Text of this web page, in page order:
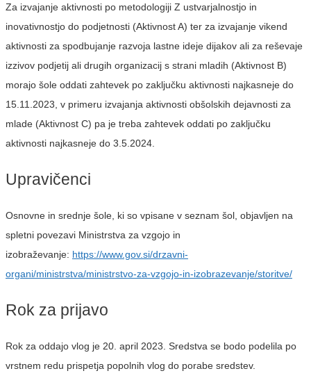
Za izvajanje aktivnosti po metodologiji Z ustvarjalnostjo in
inovativnostjo do podjetnosti (Aktivnost A) ter za izvajanje vikend
aktivnosti za spodbujanje razvoja lastne ideje dijakov ali za reševaje
izzivov podjetij ali drugih organizacij s strani mladih (Aktivnost B)
morajo šole oddati zahtevek po zaključku aktivnosti najkasneje do
15.11.2023, v primeru izvajanja aktivnosti obšolskih dejavnosti za
mlade (Aktivnost C) pa je treba zahtevek oddati po zaključku
aktivnosti najkasneje do 3.5.2024.
Upravičenci
Osnovne in srednje šole, ki so vpisane v seznam šol, objavljen na
spletni povezavi Ministrstva za vzgojo in
izobraževanje: https://www.gov.si/drzavni-
organi/ministrstva/ministrstvo-za-vzgojo-in-izobrazevanje/storitve/
Rok za prijavo
Rok za oddajo vlog je 20. april 2023. Sredstva se bodo podelila po
vrstnem redu prispetja popolnih vlog do porabe sredstev.